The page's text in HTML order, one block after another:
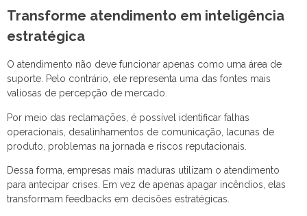
Transforme atendimento em inteligência
estratégica
O atendimento não deve funcionar apenas como uma área de
suporte. Pelo contrário, ele representa uma das fontes mais
valiosas de percepção de mercado.
Por meio das reclamações, é possível identificar falhas
operacionais, desalinhamentos de comunicação, lacunas de
produto, problemas na jornada e riscos reputacionais.
Dessa forma, empresas mais maduras utilizam o atendimento
para antecipar crises. Em vez de apenas apagar incêndios, elas
transformam feedbacks em decisões estratégicas.